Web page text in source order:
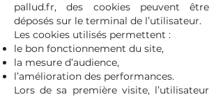
pallud.fr, des cookies peuvent être
déposés sur le terminal de l’utilisateur.
Les cookies utilisés permettent :
le bon fonctionnement du site,
la mesure d’audience,
l’amélioration des performances.
Lors de sa première visite, l’utilisateur